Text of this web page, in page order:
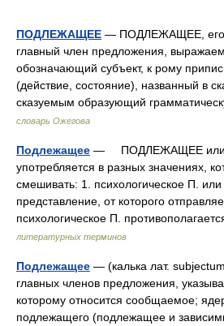
ПОДЛЕЖАЩЕЕ — ПОДЛЕЖАЩЕЕ, его,
главный член предложения,
обозначающий субъект, к рому
(действие, состояние), названный в
сказуемым образующий
словарь Ожегова
Подлежащее — ПОДЛЕЖАЩЕЕ или
употребляется в разных значениях,
смешивать: 1. психологическое П. или
представление, от которого
психологическое П.
литературных терминов
Подлежащее — (калька лат.
главных членов предложения,
которому относится сообщаемое;
подлежащего (подлежащее и